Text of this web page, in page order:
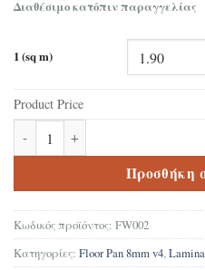
Διαθέσιμο κατόπιν παραγγελίας
1 (sq m)
Product Price
Προσθήκη
Κωδικός προϊόντος: FW002
Κατηγορίες: Floor Pan 8mm v4,